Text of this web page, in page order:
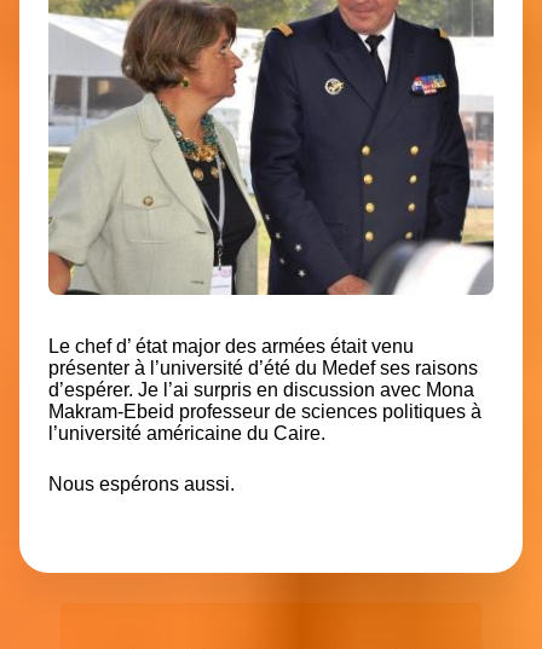
Le chef d’ état major des armées était venu
présenter à l’université d’été du Medef ses raisons
d’espérer. Je l’ai surpris en discussion avec Mona
Makram-Ebeid professeur de sciences politiques à
l’université américaine du Caire.
Nous espérons aussi.